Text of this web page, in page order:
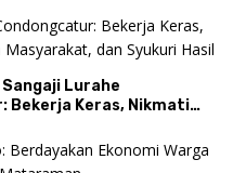
Sangaji Lurahe
Bekerja Keras, Nikmati